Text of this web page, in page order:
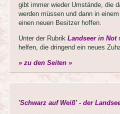
gibt immer wieder Umstände, die
werden müssen und dann in
einen neuen Besitzer hoffen.
Unter der RubrikLandseer in Not
helfen, die dringend ein neues
» zu den Seiten »
'Schwarz auf Weiß' - der